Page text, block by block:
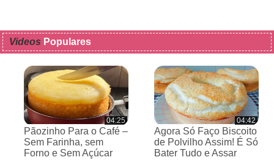
Videos Populares
04:25
Pãozinho Para o Café –
Sem Farinha, sem
Forno e Sem Açúcar
04:42
Agora Só Faço Biscoito
de Polvilho Assim! É Só
Bater Tudo e Assar